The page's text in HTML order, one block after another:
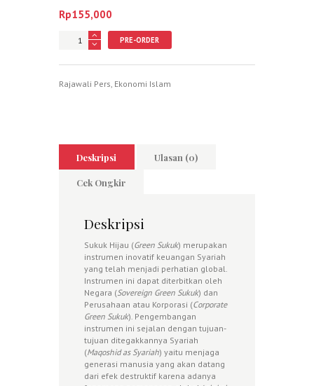
Rp155,000
Jumlah PRE-ORDER
Rajawali Pers, Ekonomi Islam
Deskripsi Ulasan (0)
Cek Ongkir
Deskripsi
Sukuk Hijau (Green Sukuk) merupakan
instrumen inovatif keuangan Syariah
yang telah menjadi perhatian global.
Instrumen ini dapat diterbitkan oleh
Negara (Sovereign Green Sukuk) dan
Perusahaan atau Korporasi (Corporate
Green Sukuk). Pengembangan
instrumen ini sejalan dengan tujuan-
tujuan ditegakkannya Syariah
(Maqoshid as Syariah) yaitu menjaga
generasi manusia yang akan datang
dari efek destruktif karena adanya